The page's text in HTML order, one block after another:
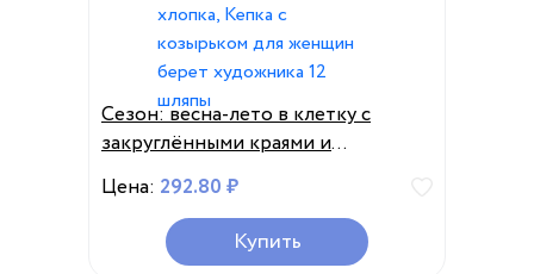
Сезон: весна-лето в клетку с
закруглёнными краями и
пуговицей сверху шапки для
мужчин из материала на основе
хлопка, Кепка с козырьком для
женщин берет художника 12 шляпы
Цена: 292.80 ₽
Купить